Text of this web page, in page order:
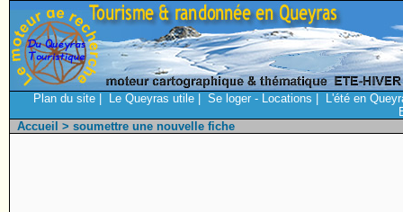
Plan du site Le Queyras utile Se loger - Locations
L'été en
Accueil > soumettre une nouvelle fiche